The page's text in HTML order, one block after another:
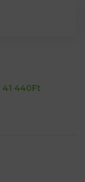
41 440Ft